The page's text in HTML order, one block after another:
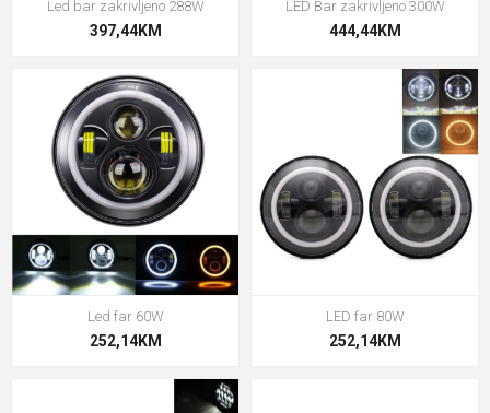
Led bar zakrivljeno 288W
397,44KM
LED Bar zakrivljeno 300W
444,44KM
Led far 60W
252,14KM
LED far 80W
252,14KM